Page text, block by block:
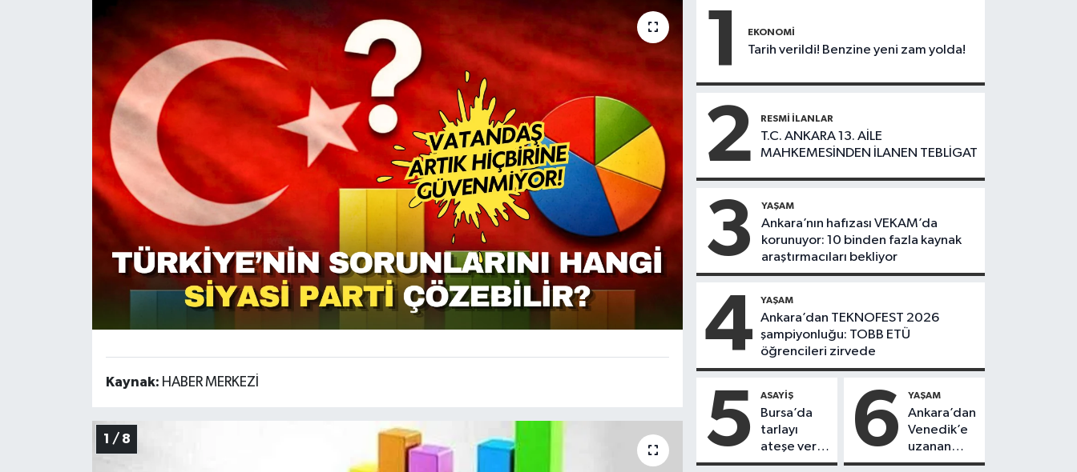
Kaynak: HABER MERKEZİ
1 / 8
1 EKONOMI
Tarih verildi! Benzine yeni zam yolda!
2 RESMI İLANLAR
T.C. ANKARA 13. AİLE
MAHKEMESİNDEN İLANEN TEBLİGAT
3 YAŞAM
Ankara’nın hafızası VEKAM’da
korunuyor: 10 binden fazla kaynak
araştırmacıları bekliyor
4 YAŞAM
Ankara’dan TEKNOFEST 2026
şampiyonluğu: TOBB ETÜ
öğrencileri zirvede
5 ASAYIŞ
Bursa’da
tarlayı
ateşe verip
kaçtı! 16
6 YAŞAM
Ankara’dan
Venedik’e
uzanan
başarı